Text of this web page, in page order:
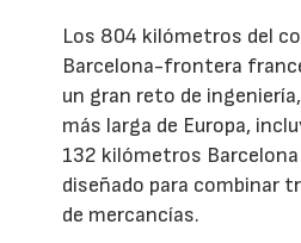
Los 804 kilómetros del
Barcelona-frontera
un gran reto de
más larga de Europa,
132 kilómetros
diseñado para combinar
de mercancías.